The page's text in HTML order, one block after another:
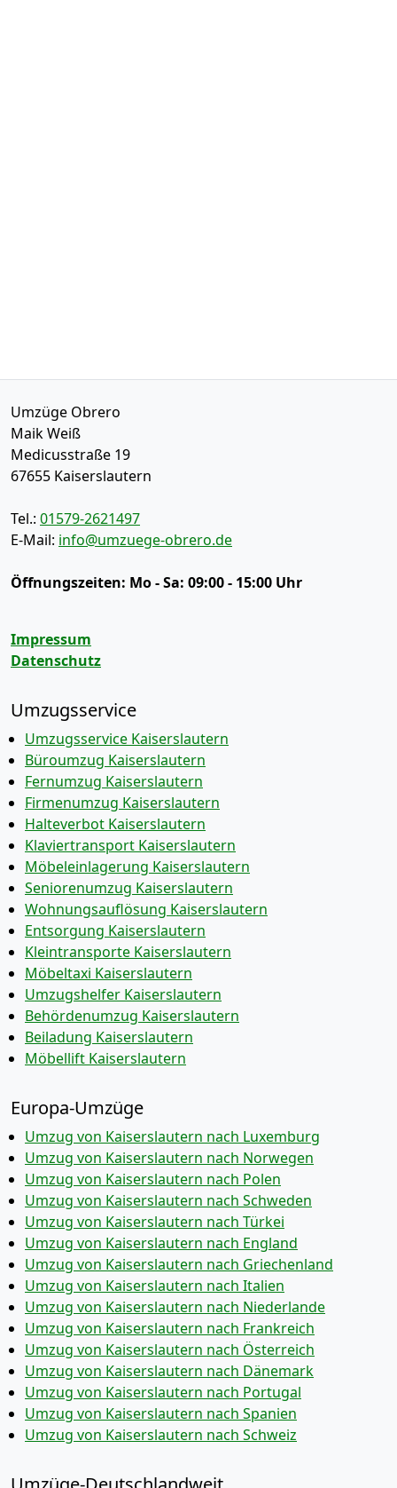
Umzüge Obrero
Maik Weiß
Medicusstraße 19
67655 Kaiserslautern
Tel.: 01579-2621497
E-Mail: info@umzuege-obrero.de
Öffnungszeiten: Mo - Sa: 09:00 - 15:00 Uhr
Impressum
Datenschutz
Umzugsservice
Umzugsservice Kaiserslautern
Büroumzug Kaiserslautern
Fernumzug Kaiserslautern
Firmenumzug Kaiserslautern
Halteverbot Kaiserslautern
Klaviertransport Kaiserslautern
Möbeleinlagerung Kaiserslautern
Seniorenumzug Kaiserslautern
Wohnungsauflösung Kaiserslautern
Entsorgung Kaiserslautern
Kleintransporte Kaiserslautern
Möbeltaxi Kaiserslautern
Umzugshelfer Kaiserslautern
Behördenumzug Kaiserslautern
Beiladung Kaiserslautern
Möbellift Kaiserslautern
Europa-Umzüge
Umzug von Kaiserslautern nach Luxemburg
Umzug von Kaiserslautern nach Norwegen
Umzug von Kaiserslautern nach Polen
Umzug von Kaiserslautern nach Schweden
Umzug von Kaiserslautern nach Türkei
Umzug von Kaiserslautern nach England
Umzug von Kaiserslautern nach Griechenland
Umzug von Kaiserslautern nach Italien
Umzug von Kaiserslautern nach Niederlande
Umzug von Kaiserslautern nach Frankreich
Umzug von Kaiserslautern nach Österreich
Umzug von Kaiserslautern nach Dänemark
Umzug von Kaiserslautern nach Portugal
Umzug von Kaiserslautern nach Spanien
Umzug von Kaiserslautern nach Schweiz